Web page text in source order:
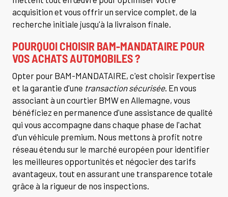
acquisition et vous offrir un service complet, de la
recherche initiale jusqu'à la livraison finale.
POURQUOI CHOISIR BAM-MANDATAIRE POUR
VOS ACHATS AUTOMOBILES ?
Opter pour BAM-MANDATAIRE, c'est choisir l'expertise
et la garantie d'une transaction sécurisée. En vous
associant à un courtier BMW en Allemagne, vous
bénéficiez en permanence d'une assistance de qualité
qui vous accompagne dans chaque phase de l'achat
d'un véhicule premium. Nous mettons à profit notre
réseau étendu sur le marché européen pour identifier
les meilleures opportunités et négocier des tarifs
avantageux, tout en assurant une transparence totale
grâce à la rigueur de nos inspections.